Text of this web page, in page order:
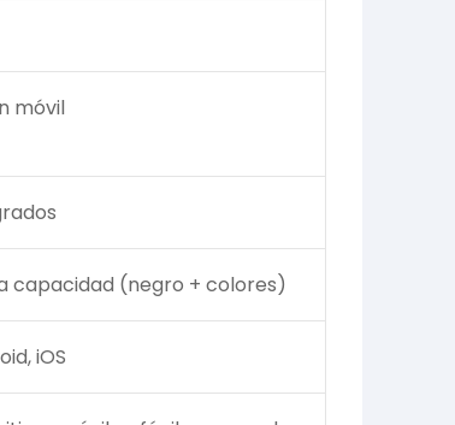
móvil
capacidad (negro + colores)
iOS